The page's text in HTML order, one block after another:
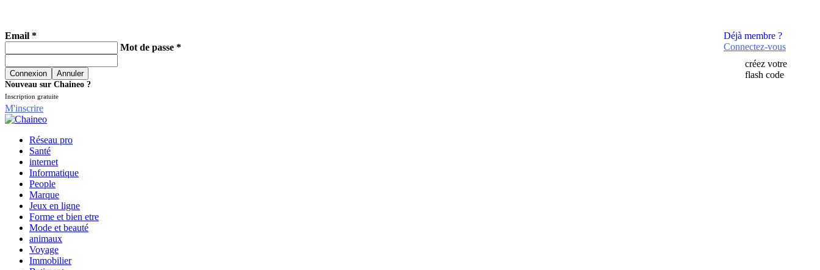
Déjà membre ?
Connectez-vous
créez votre
flash code
Email *
Mot de passe *
Nouveau sur Chaineo ?
Inscription gratuite
M'inscrire
Réseau pro
Santé
internet
Informatique
People
Marque
Jeux en ligne
Forme et bien etre
Mode et beauté
animaux
Voyage
Immobilier